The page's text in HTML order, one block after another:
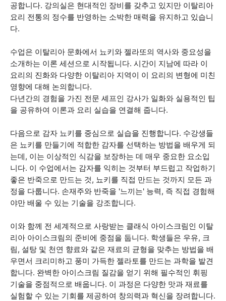
공합니다. 강의실은 현대적인 장비를 갖추고 있지만 이탈리아
요리 전통의 정수를 반영하는 소박한 매력을 유지하고 있습니
다.
수업은 이탈리아 문화에서 뇨키와 젤라또의 역사와 중요성을
소개하는 이론 세션으로 시작됩니다. 시간이 지남에 따라 이
요리의 진화와 다양한 이탈리아 지역이 이 요리의 변형에 미친
영향에 대해 논의합니다.
다년간의 경험을 가진 전문 셰프인 강사가 일화와 실용적인 팁
을 공유하여 이론과 요리 실습을 연결해 줍니다.
다음으로 감자 뇨키를 중심으로 실습을 진행합니다. 수강생들
은 뇨키를 만들기에 적합한 감자를 선택하는 방법을 배우게 되
는데, 이는 이상적인 식감을 보장하는 데 매우 중요한 요소입
니다. 이 수업에서는 감자를 익히는 것부터 부드럽고 작업하기
좋은 반죽으로 만드는 것, 뇨키를 직접 만드는 것까지 모든 과
정을 다룹니다. 손재주와 반죽을 '느끼는' 능력, 즉 직접 경험해
야만 배울 수 있는 기술을 강조합니다.
이와 함께 전 세계적으로 사랑받는 클래식 아이스크림인 이탈
리아 아이스크림의 준비에 중점을 둡니다. 학생들은 우유, 크
림, 설탕 및 천연 향료와 같은 재료의 균형을 맞추는 방법을 배
우면서 크리미하고 풍미 가득한 젤라토를 만드는 과학을 발견
합니다. 완벽한 아이스크림 질감을 얻기 위해 필수적인 휘핑
기술을 중점적으로 배웁니다. 이 과정은 다양한 맛과 재료를
실험할 수 있는 기회를 제공하여 창의력과 혁신을 장려합니다.